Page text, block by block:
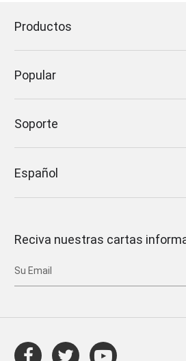
Productos
Popular
Soporte
Español
Reciva nuestras cartas